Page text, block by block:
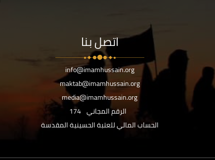
اتصل بنا
info@imamhussain.org
maktab@imamhussain.org
media@imamhussain.org
الرقم المجاني 174
الحساب المالي للعتبة الحسينية المقدسة